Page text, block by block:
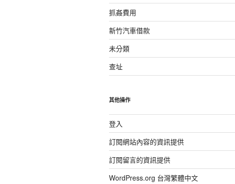
抓姦費用
新竹汽車借款
未分類
查址
其他操作
登入
訂閱網站內容的資訊提供
訂閱留言的資訊提供
WordPress.org 台灣繁體中文